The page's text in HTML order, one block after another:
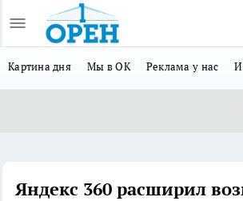
Картина дня Мы в ОК Реклама у нас
Яндекс 360 расширил